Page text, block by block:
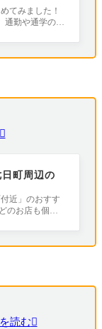
てみました！
勤や通学の合
日町周辺の
近」のおすす
のお店も個性
読む